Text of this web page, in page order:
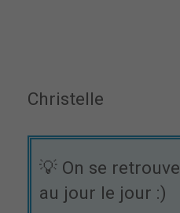
Christelle
💡 On se retrouve
au jour le jour :)